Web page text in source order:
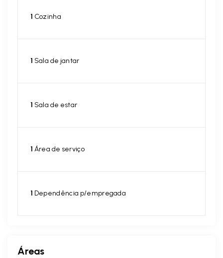
1 Cozinha
1 Sala de jantar
1 Sala de estar
1 Área de serviço
1 Dependência p/empregada
Áreas